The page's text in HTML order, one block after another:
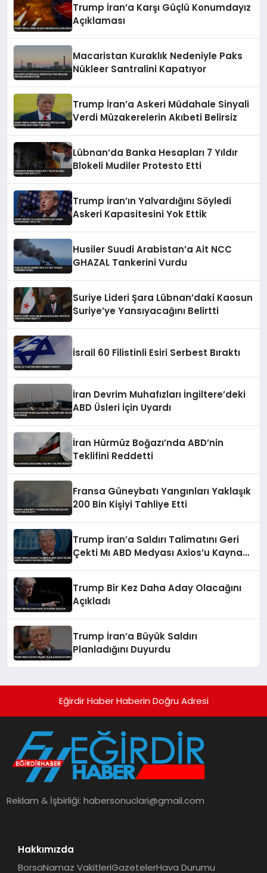
Trump İran’a Karşı Güçlü Konumdayız
Açıklaması
Macaristan Kuraklık Nedeniyle Paks
Nükleer Santralini Kapatıyor
Trump İran’a Askeri Müdahale Sinyali
Verdi Müzakerelerin Akıbeti Belirsiz
Lübnan’da Banka Hesapları 7 Yıldır
Blokeli Mudiler Protesto Etti
Trump İran’ın Yalvardığını Söyledi
Askeri Kapasitesini Yok Ettik
Husiler Suudi Arabistan’a Ait NCC
GHAZAL Tankerini Vurdu
Suriye Lideri Şara Lübnan’daki Kaosun
Suriye’ye Yansıyacağını Belirtti
İsrail 60 Filistinli Esiri Serbest Bıraktı
İran Devrim Muhafızları İngiltere’deki
ABD Üsleri İçin Uyardı
İran Hürmüz Boğazı’nda ABD’nin
Teklifini Reddetti
Fransa Güneybatı Yangınları Yaklaşık
200 Bin Kişiyi Tahliye Etti
Trump İran’a Saldırı Talimatını Geri
Çekti Mı ABD Medyası Axios’u Kaynak
Trump Bir Kez Daha Aday Olacağını
Açıkladı
Trump İran’a Büyük Saldırı
Planladığını Duyurdu
Eğirdir Haber Haberin Doğru Adresi
Reklam & İşbirliği:habersonuclari@gmail.com
Hakkımızda
BorsaNamaz VakitleriGazetelerHava Durumu